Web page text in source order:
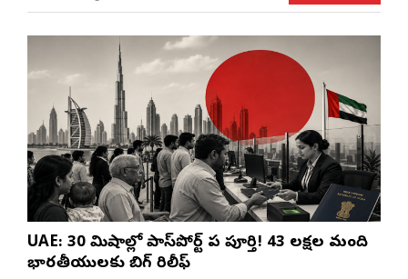
UAE: 30 నిమిషాల్లో పాస్‌పోర్ట్ పని పూర్తి! 43 లక్షల మంది
భారతీయులకు బిగ్ రిలీఫ్